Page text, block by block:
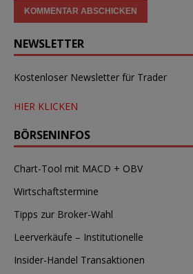
NEWSLETTER
Kostenloser Newsletter für Trader
HIER KLICKEN
BÖRSENINFOS
Chart-Tool mit MACD + OBV
Wirtschaftstermine
Tipps zur Broker-Wahl
Leerverkäufe – Institutionelle
Insider-Handel Transaktionen